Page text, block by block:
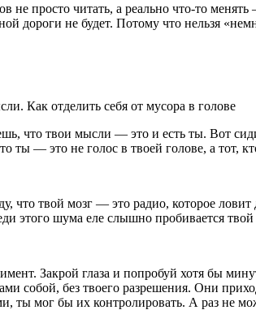
не просто читать, а реально что-то
дороги не будет. Потому что нельзя
Как отделить себя от мусора в голове
что твои мысли — это и есть ты. Вот
ты — это не голос в твоей голове, а тот,
что твой мозг — это радио, которое
этого шума еле слышно пробивается
Закрой глаза и попробуй хотя бы
собой, без твоего разрешения. Они
ты мог бы их контролировать. А раз не